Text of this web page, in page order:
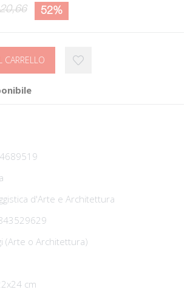
52%
CARRELLO
d'Arte e Architettura
(Arte o Architettura)
cm